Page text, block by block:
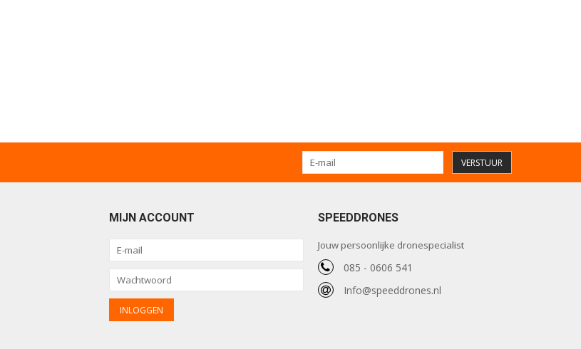
VERSTUUR
MIJN ACCOUNT SPEEDDRONES
Jouw persoonlijke dronespecialist
085 - 0606 541
Info@speeddrones.nl